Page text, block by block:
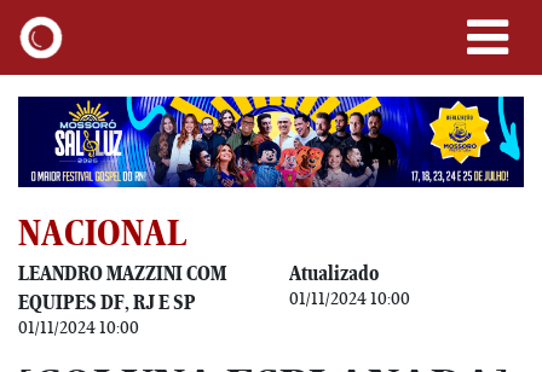
NACIONAL
LEANDRO MAZZINI COM
EQUIPES DF, RJ E SP
01/11/2024 10:00
Atualizado
01/11/2024 10:00